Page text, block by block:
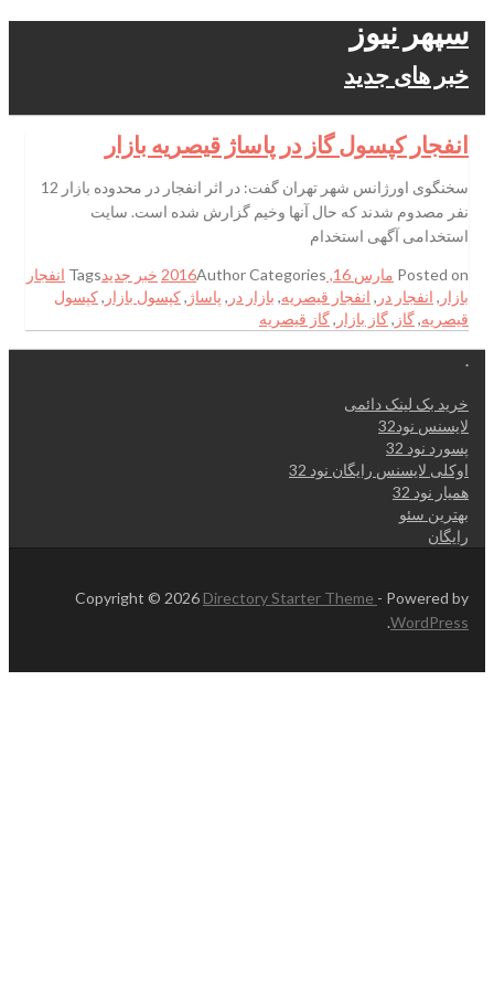
سپهر نیوز
خبر های جدید
انفجار کپسول گاز در پاساژ قیصریه بازار
سخنگوی اورژانس شهر تهران گفت:‌ در اثر انفجار در محدوده بازار 12
نفر مصدوم شدند که حال آنها وخیم گزارش شده است. سایت
استخدامی آگهی استخدام
Posted on مارس 16, 2016 AuthorCategories خبر جدیدTags انفجار
بازار , انفجار در , انفجار قیصریه, بازار در , پاساژ ,کپسول بازار ,کپسول
قیصریه,گاز ,گاز بازار ,گاز قیصریه
.
خرید بک لینک دائمی
لایسنس نود32
پسورد نود 32
اوکلی لایسنس رایگان نود 32
همیار نود 32
بهترین سئو
رایگان
Copyright © 2026 Directory Starter Theme - Powered by
WordPress
.